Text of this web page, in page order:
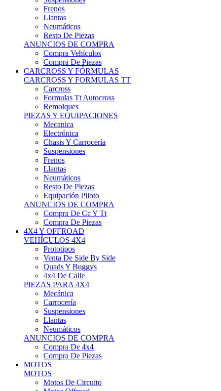
Frenos
Llantas
Neumáticos
Resto De Piezas
ANUNCIOS DE COMPRA
Compra Vehículos
Compra De Piezas
CARCROSS Y FÓRMULAS
CARCROSS Y FORMULAS TT
Carcross
Formulas Tt Autocross
Remolques
PIEZAS Y EQUIPACIONES
Mecanica
Electrónica
Chasis Y Carrocería
Suspensiones
Frenos
Llantas
Neumáticos
Resto De Piezas
Equipación Piloto
ANUNCIOS DE COMPRA
Compra De Cc Y Tt
Compra De Piezas
4X4 Y OFFROAD
VEHÍCULOS 4X4
Prototipos
Venta De Side By Side
Quads Y Buggys
4x4 De Calle
PIEZAS PARA 4X4
Mecánica
Carrocería
Suspensiones
Llantas
Neumáticos
ANUNCIOS DE COMPRA
Compra De 4x4
Compra De Piezas
MOTOS
MOTOS
Motos De Circuito